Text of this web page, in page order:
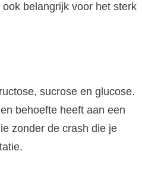
belangrijk voor het sterk
sucrose en glucose.
behoefte heeft aan een
zonder de crash die je